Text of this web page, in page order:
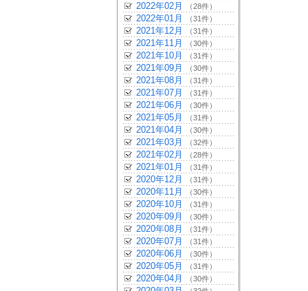
2022年02月 （28件）
2022年01月 （31件）
2021年12月 （31件）
2021年11月 （30件）
2021年10月 （31件）
2021年09月 （30件）
2021年08月 （31件）
2021年07月 （31件）
2021年06月 （30件）
2021年05月 （31件）
2021年04月 （30件）
2021年03月 （32件）
2021年02月 （28件）
2021年01月 （31件）
2020年12月 （31件）
2020年11月 （30件）
2020年10月 （31件）
2020年09月 （30件）
2020年08月 （31件）
2020年07月 （31件）
2020年06月 （30件）
2020年05月 （31件）
2020年04月 （30件）